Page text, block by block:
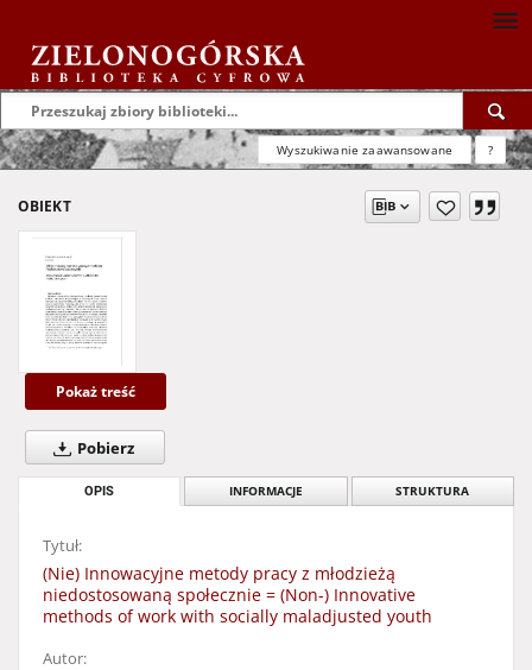
Wyszukiwanie zaawansowane ?
OBIEKT
Pokaż treść
Pobierz
OPIS INFORMACJE STRUKTURA
Tytuł:
(Nie) Innowacyjne metody pracy z młodzieżą
niedostosowaną społecznie = (Non-) Innovative
methods of work with socially maladjusted youth
Autor: